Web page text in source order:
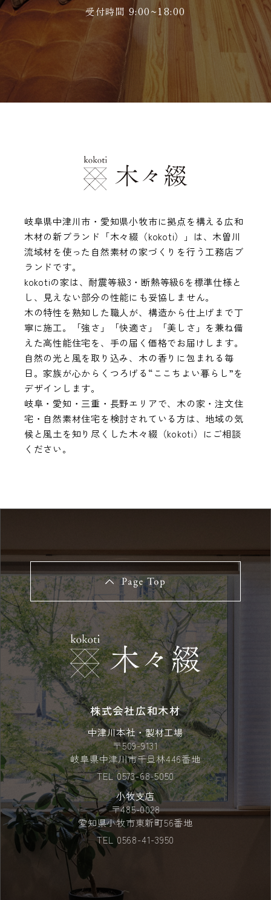
受付時間 9:00~18:00
岐阜県中津川市・愛知県小牧市に拠点を構える広和
木材の新ブランド「木々綴（kokoti）」は、木曽川
流域材を使った自然素材の家づくりを行う工務店ブ
ランドです。
kokotiの家は、耐震等級3・断熱等級6を標準仕様と
し、見えない部分の性能にも妥協しません。
木の特性を熟知した職人が、構造から仕上げまで丁
寧に施工。「強さ」「快適さ」「美しさ」を兼ね備
えた高性能住宅を、手の届く価格でお届けします。
自然の光と風を取り込み、木の香りに包まれる毎
日。家族が心からくつろげる“ここちよい暮らし”を
デザインします。
岐阜・愛知・三重・長野エリアで、木の家・注文住
宅・自然素材住宅を検討されている方は、地域の気
候と風土を知り尽くした木々綴（kokoti）にご相談
ください。
株式会社広和木材
中津川本社・製材工場
〒509-9131
岐阜県中津川市千旦林446番地
TEL0573-68-5050
小牧支店
〒485-0028
愛知県小牧市東新町56番地
TEL0568-41-3950